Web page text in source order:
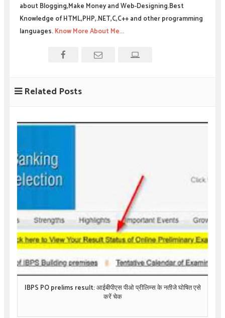
about Blogging,Make Money and Web-Designing.Best
Knowledge of HTML,PHP,.NET,C,C++ and other programming
languages.Know More About Me...
Related Posts
IBPS PO prelims result: आईबीपीएस पीओ प्रीलिम्स के नतीजे घोषित एसे
करें चेक